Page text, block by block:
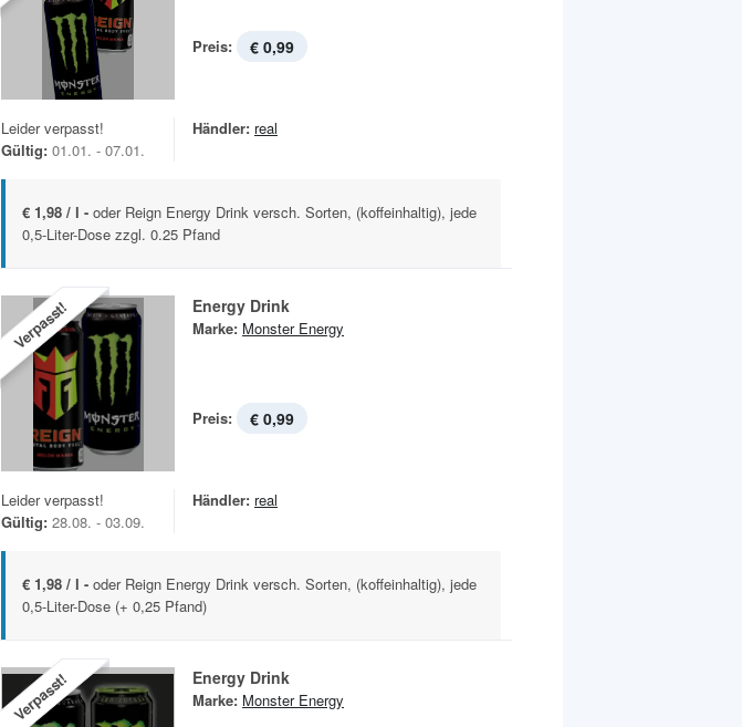
Preis: € 0,99
Leider verpasst!
Gültig: 01.01. - 07.01.
Händler: real
€ 1,98 / l - oder Reign Energy Drink versch. Sorten, (koffeinhaltig), jede
0,5-Liter-Dose zzgl. 0.25 Pfand
Verpasst! Energy Drink
Marke: Monster Energy
Preis: € 0,99
Leider verpasst!
Gültig: 28.08. - 03.09.
Händler: real
€ 1,98 / l - oder Reign Energy Drink versch. Sorten, (koffeinhaltig), jede
0,5-Liter-Dose (+ 0,25 Pfand)
Verpasst! Energy Drink
Marke: Monster Energy